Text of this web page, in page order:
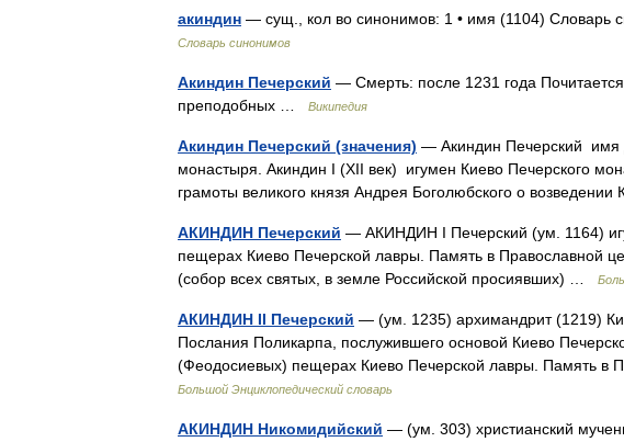
акиндин — сущ., кол во синонимов: 1 • имя (1104)
Словарь синонимов
Акиндин Печерский — Смерть: после 1231 года
преподобных …
Википедия
Акиндин Печерский (значения) — Акиндин Печерский имя
монастыря. Акиндин I (XII век) игумен Киево Печерского
грамоты великого князя Андрея Боголюбского о
АКИНДИН Печерский — АКИНДИН I Печерский (ум. 1164)
пещерах Киево Печерской лавры. Память в Православной
(собор всех святых, в земле Российской просиявших) …
АКИНДИН II Печерский — (ум. 1235) архимандрит (1219)
Послания Поликарпа, послужившего основой Киево
(Феодосиевых) пещерах Киево Печерской лавры. Память в
Большой Энциклопедический словарь
АКИНДИН Никомидийский — (ум. 303) христианский